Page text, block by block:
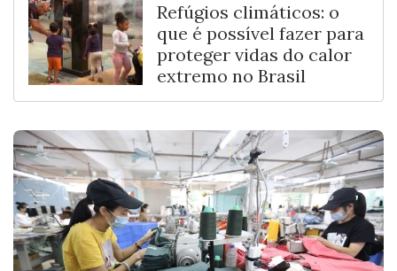
Refúgios climáticos: o
que é possível fazer para
proteger vidas do calor
extremo no Brasil